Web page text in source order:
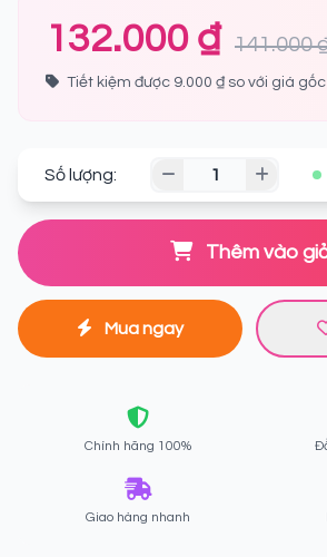
132.000 ₫ 141.000
Tiết kiệm được 9.000 ₫ so với giá gốc
Số lượng:
Thêm vào
Mua ngay
Chính hãng 100%
Giao hàng nhanh